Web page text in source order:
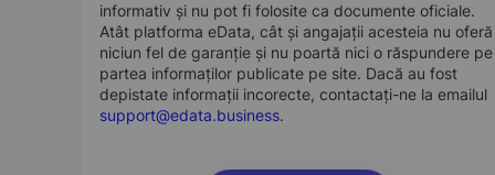
informativ și nu pot fi folosite ca documente oficiale.
Atât platforma eData, cât și angajații acesteia nu oferă
niciun fel de garanție și nu poartă nici o răspundere pe
partea informaților publicate pe site. Dacă au fost
depistate informații incorecte, contactați-ne la emailul
support@edata.business.